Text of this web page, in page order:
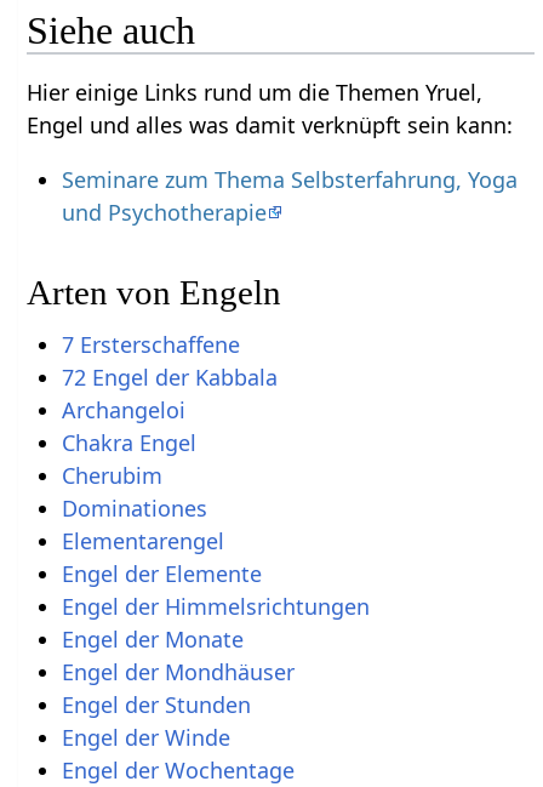
Siehe auch
Hier einige Links rund um die Themen Yruel,
Engel und alles was damit verknüpft sein kann:
Seminare zum Thema Selbsterfahrung, Yoga
und Psychotherapie
Arten von Engeln
7 Ersterschaffene
72 Engel der Kabbala
Archangeloi
Chakra Engel
Cherubim
Dominationes
Elementarengel
Engel der Elemente
Engel der Himmelsrichtungen
Engel der Monate
Engel der Mondhäuser
Engel der Stunden
Engel der Winde
Engel der Wochentage